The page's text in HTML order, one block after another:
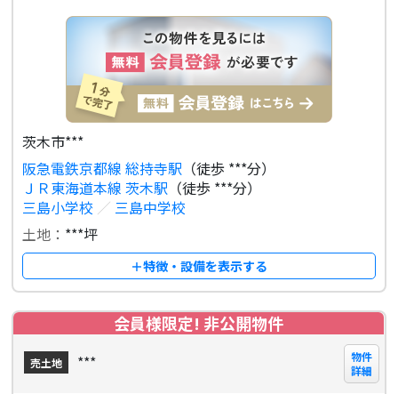
茨木市***
阪急電鉄京都線 総持寺駅 （徒歩 ***分）
ＪＲ東海道本線 茨木駅 （徒歩 ***分）
三島小学校 ／ 三島中学校
土地： ***坪
＋特徴・設備を表示する
会員様限定! 非公開物件
売土地 ***
物件
詳細